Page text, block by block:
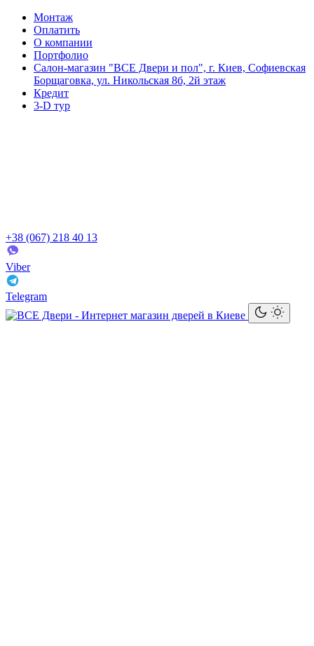
Монтаж
Оплатить
О компании
Портфолио
Салон-магазин "ВСЕ Двери и пол", г. Киев, Софиевская
Борщаговка, ул. Никольская 8б, 2й этаж
Кредит
3-D тур
+38 (067) 218 40 13
Viber
Telegram